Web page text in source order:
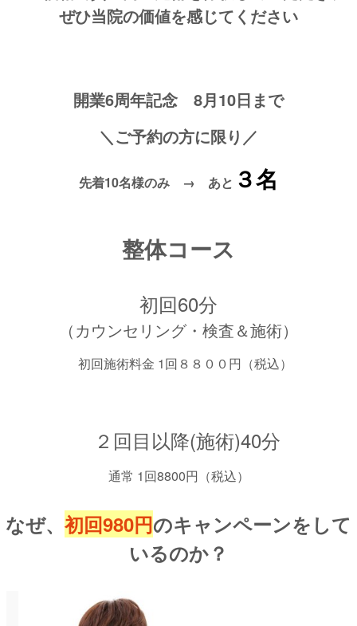
ぜひ当院の価値を感じてください
開業6周年記念
8月10日まで
＼ご予約の方に限り／
先着10名様のみ → あと ３名
整体コース
初回60分
（カウンセリング・検査＆施術）
初回施術料金 1回８８００円（税込）
２回目以降(施術)40分
通常 1回8800円（税込）
なぜ、 初回980円のキャンペーンをして
いるのか？